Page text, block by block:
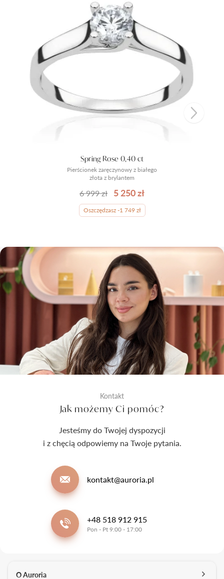
Pierścionek zaręczynowy z białego
złota z brylantem
Spring Rose 0,40 ct
6 999 zł 5 250 zł
Oszczędzasz -1 749 zł
Kontakt
Jak możemy Ci pomóc?
Jesteśmy do Twojej dyspozycji
i z chęcią odpowiemy na Twoje pytania.
kontakt@auroria.pl
+48 518 912 915
Pon - Pt 9:00 - 17:00
O Auroria